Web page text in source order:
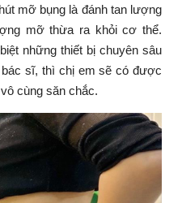
mỡ bụng là đánh tan lượng
mỡ thừa ra khỏi cơ thể.
những thiết bị chuyên sâu
sĩ, thì chị em sẽ có được
cùng săn chắc.